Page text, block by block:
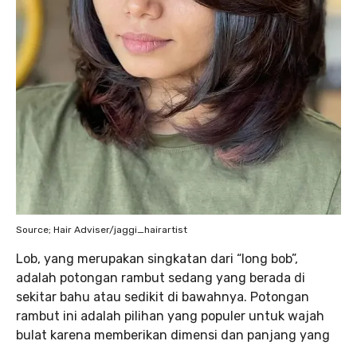
Source; Hair Adviser/jaggi_hairartist
Lob, yang merupakan singkatan dari “long bob”,
adalah potongan rambut sedang yang berada di
sekitar bahu atau sedikit di bawahnya. Potongan
rambut ini adalah pilihan yang populer untuk wajah
bulat karena memberikan dimensi dan panjang yang